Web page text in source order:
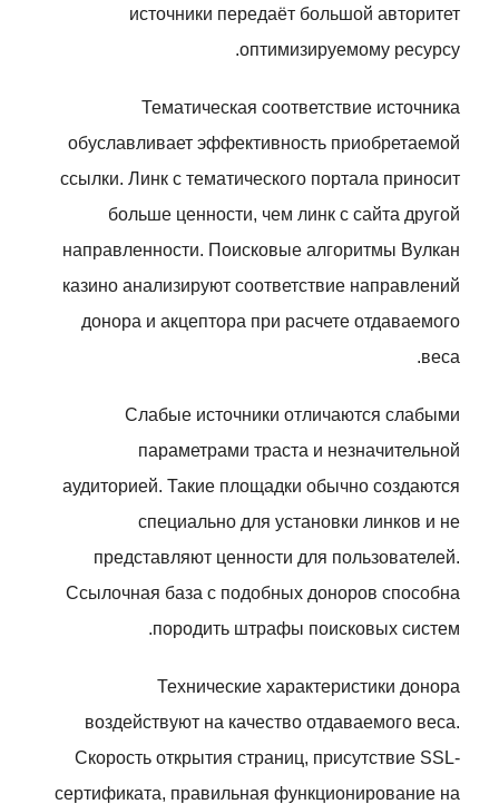
источники передаёт большой авторитет
оптимизируемому ресурсу.
Тематическая соответствие источника
обуславливает эффективность приобретаемой
ссылки. Линк с тематического портала приносит
больше ценности, чем линк с сайта другой
направленности. Поисковые алгоритмы Вулкан
казино анализируют соответствие направлений
донора и акцептора при расчете отдаваемого
веса.
Слабые источники отличаются слабыми
параметрами траста и незначительной
аудиторией. Такие площадки обычно создаются
специально для установки линков и не
представляют ценности для пользователей.
Ссылочная база с подобных доноров способна
породить штрафы поисковых систем.
Технические характеристики донора
воздействуют на качество отдаваемого веса.
Скорость открытия страниц, присутствие SSL-
сертификата, правильная функционирование на